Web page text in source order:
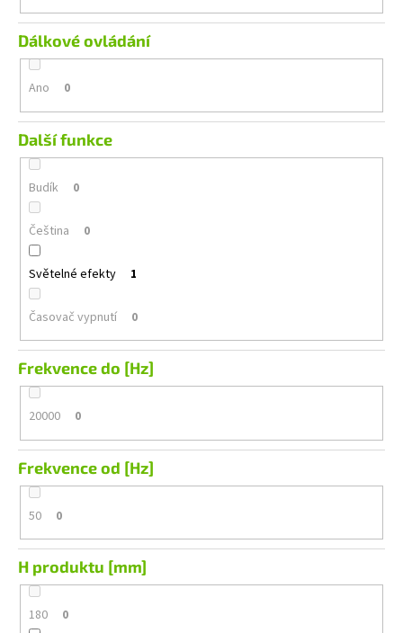
Dálkové ovládání
Ano 0
Další funkce
Budík 0
Čeština 0
Světelné efekty 1
Časovač vypnutí 0
Frekvence do [Hz]
20000 0
Frekvence od [Hz]
50 0
H produktu [mm]
180 0